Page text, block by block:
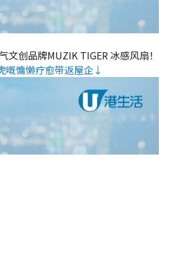
文创品牌MUZIK TIGER 冰感风扇！
嘅慵懒疗愈带返屋企↓